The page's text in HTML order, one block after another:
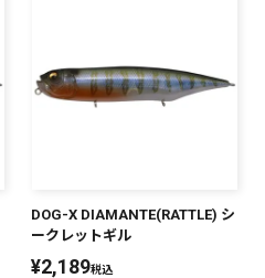
DOG-X DIAMANTE(RATTLE) シ
ークレットギル
¥2,189税込